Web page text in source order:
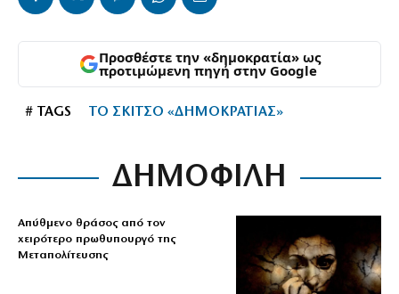
Προσθέστε την «δημοκρατία» ως
προτιμώμενη πηγή στην Google
# TAGS ΤΟ ΣΚΙΤΣΟ «ΔΗΜΟΚΡΑΤΙΑΣ»
ΔΗΜΟΦΙΛΗ
Απύθμενο θράσος από τον
χειρότερο πρωθυπουργό της
Μεταπολίτευσης